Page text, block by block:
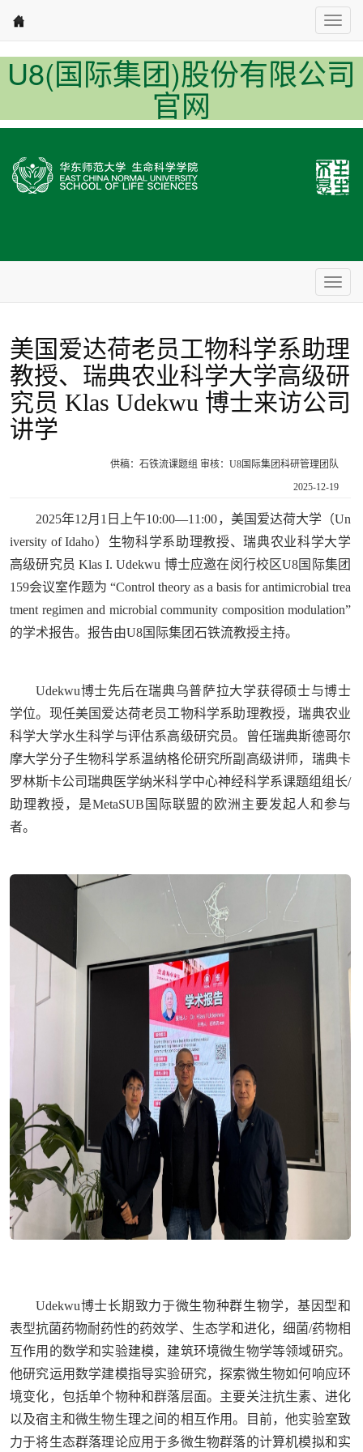
U8(国际集团)股份有限公司
官网
Nav1
Nav2
美国爱达荷老员工物科学系助理
教授、瑞典农业科学大学高级研
究员 Klas Udekwu 博士来访公司
讲学
供稿：石铁流课题组 审核：U8国际集团科研管理团队
2025-12-19
2025年12月1日上午10:00—11:00，美国爱达荷大学（Un
iversity of Idaho）生物科学系助理教授、瑞典农业科学大学
高级研究员 Klas I. Udekwu 博士应邀在闵行校区U8国际集团
159会议室作题为 “Control theory as a basis for antimicrobial trea
tment regimen and microbial community composition modulation”
的学术报告。报告由U8国际集团石铁流教授主持。
Udekwu博士先后在瑞典乌普萨拉大学获得硕士与博士
学位。现任美国爱达荷老员工物科学系助理教授，瑞典农业
科学大学水生科学与评估系高级研究员。曾任瑞典斯德哥尔
摩大学分子生物科学系温纳格伦研究所副高级讲师，瑞典卡
罗林斯卡公司瑞典医学纳米科学中心神经科学系课题组组长/
助理教授，是MetaSUB国际联盟的欧洲主要发起人和参与
者。
Udekwu博士长期致力于微生物种群生物学，基因型和
表型抗菌药物耐药性的药效学、生态学和进化，细菌/药物相
互作用的数学和实验建模，建筑环境微生物学等领域研究。
他研究运用数学建模指导实验研究，探索微生物如何响应环
境变化，包括单个物种和群落层面。主要关注抗生素、进化
以及宿主和微生物生理之间的相互作用。目前，他实验室致
力于将生态群落理论应用于多微生物群落的计算机模拟和实